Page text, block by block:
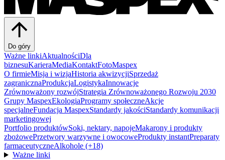
Do góry
Ważne linkiAktualnościDla
biznesuKarieraMediaKontaktFotoMaspex
O firmieMisja i wizjaHistoria akwizycjiSprzedaż
zagranicznaProdukcjaLogistykaInnowacje
Zrównoważony rozwójStrategia Zrównoważonego Rozwoju 2030
Grupy MaspexEkologiaProgramy społeczneAkcje
specjalneFundacja MaspexStandardy jakościStandardy komunikacji
marketingowej
Portfolio produktówSoki, nektary, napojeMakarony i produkty
zbożowePrzetwory warzywne i owocoweProdukty instantPreparaty
farmaceutyczneAlkohole (+18)
Ważne linki